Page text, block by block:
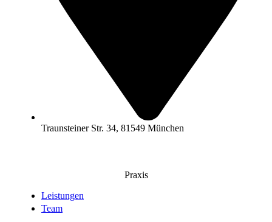
Traunsteiner Str. 34, 81549 München
Praxis
Leistungen
Team